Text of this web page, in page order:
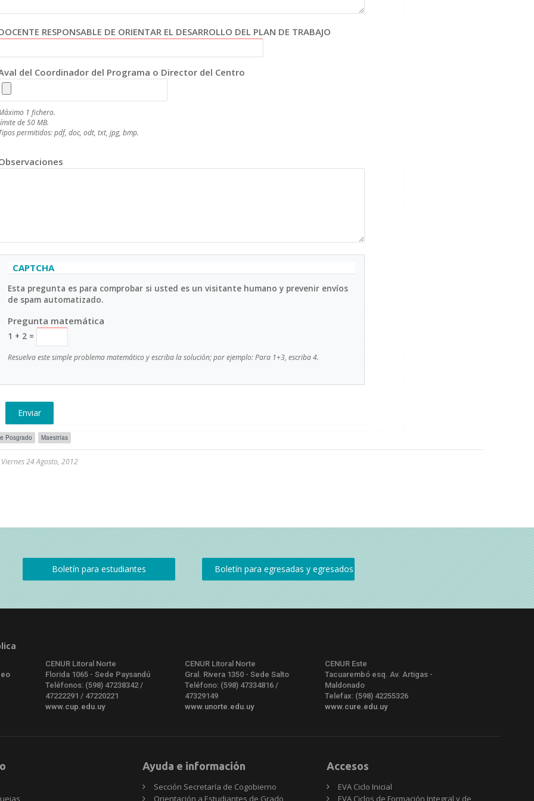
RESPONSABLE DE ORIENTAR EL DESARROLLO DEL PLAN DE TRABAJO
del Coordinador del Programa o Director del Centro
1 fichero.
de 50 MB.
permitidos: pdf, doc, odt, txt, jpg, bmp.
Ocultar
CAPTCHA
Esta pregunta es para comprobar si usted es un visitante humano y prevenir envíos
de spam automatizado.
Pregunta matemática
1 + 2 =
Resuelva este simple problema matemático y escriba la solución; por ejemplo: Para 1+3, escriba 4.
Posgrado
Etiquetas
para
comunicados/avisos
-
Maestrías
Viernes 24 Agosto, 2012
CENUR Litoral Norte
Florida 1065 - Sede Paysandú
Teléfonos: (598) 47238342 /
47222291 / 47220221
www.cup.edu.uy
CENUR Litoral Norte
Gral. Rivera 1350 - Sede Salto
Teléfono: (598) 47334816 /
47329149
www.unorte.edu.uy
CENUR Este
Tacuarembó esq. Av. Artigas -
Maldonado
Telefax: (598) 42255326
www.cure.edu.uy
Ayuda e información
Sección Secretaría de Cogobierno
Orientación a Estudiantes de Grado
Accesos
EVA Ciclo Inicial
EVA Ciclos de Formación Integral y de